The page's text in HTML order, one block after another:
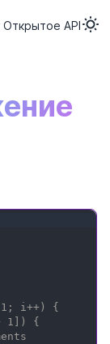
Открытое API
i++) {
1]) {